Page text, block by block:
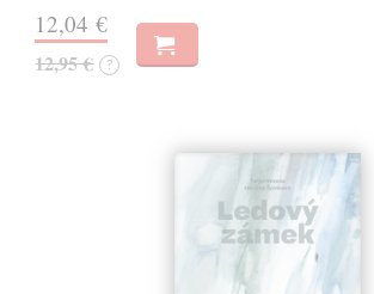
12,04 €
12,95 € ?